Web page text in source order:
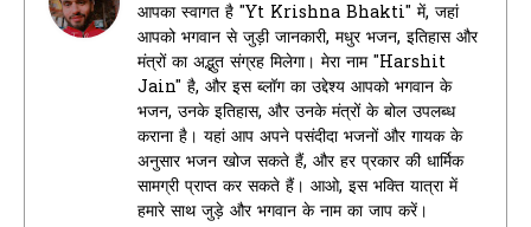
आपका स्वागत है "Yt Krishna Bhakti" में, जहां
आपको भगवान से जुड़ी जानकारी, मधुर भजन, इतिहास और
मंत्रों का अद्भुत संग्रह मिलेगा। मेरा नाम "Harshit
Jain" है, और इस ब्लॉग का उद्देश्य आपको भगवान के
भजन, उनके इतिहास, और उनके मंत्रों के बोल उपलब्ध
कराना है। यहां आप अपने पसंदीदा भजनों और गायक के
अनुसार भजन खोज सकते हैं, और हर प्रकार की धार्मिक
सामग्री प्राप्त कर सकते हैं। आओ, इस भक्ति यात्रा में
हमारे साथ जुड़े और भगवान के नाम का जाप करें।